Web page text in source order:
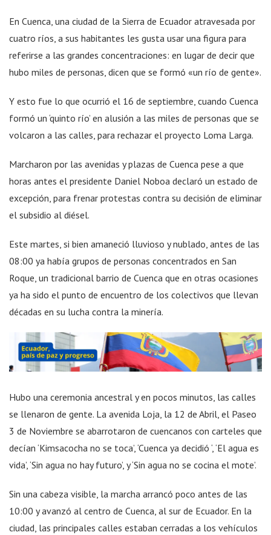
En Cuenca, una ciudad de la Sierra de Ecuador atravesada por
cuatro ríos, a sus habitantes les gusta usar una figura para
referirse a las grandes concentraciones: en lugar de decir que
hubo miles de personas, dicen que se formó «un río de gente».
Y esto fue lo que ocurrió el 16 de septiembre, cuando Cuenca
formó un ‘quinto río’ en alusión a las miles de personas que se
volcaron a las calles, para rechazar el proyecto Loma Larga.
Marcharon por las avenidas y plazas de Cuenca pese a que
horas antes el presidente Daniel Noboa declaró un estado de
excepción, para frenar protestas contra su decisión de eliminar
el subsidio al diésel.
Este martes, si bien amaneció lluvioso y nublado, antes de las
08:00 ya había grupos de personas concentrados en San
Roque, un tradicional barrio de Cuenca que en otras ocasiones
ya ha sido el punto de encuentro de los colectivos que llevan
décadas en su lucha contra la minería.
Hubo una ceremonia ancestral y en pocos minutos, las calles
se llenaron de gente. La avenida Loja, la 12 de Abril, el Paseo
3 de Noviembre se abarrotaron de cuencanos con carteles que
decían ‘Kimsacocha no se toca’, ‘Cuenca ya decidió ‘, ‘El agua es
vida’, ‘Sin agua no hay futuro’, y ‘Sin agua no se cocina el mote’.
Sin una cabeza visible, la marcha arrancó poco antes de las
10:00 y avanzó al centro de Cuenca, al sur de Ecuador. En la
ciudad, las principales calles estaban cerradas a los vehículos